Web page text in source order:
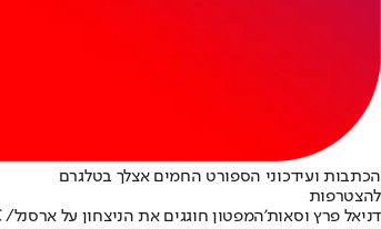
הכתבות ועידכוני הספורט החמים אצלך בטלגרם
להצטרפות
דניאל פרץ וסאות'המפטון חוגגים את הניצחון על ארסנל/ Southampton FC